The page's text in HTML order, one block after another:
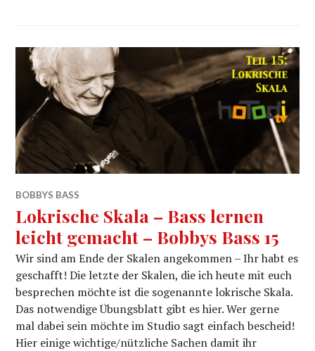
BOBBYS BASS
Lokrische Skala – Bass lernen
leicht gemacht – Bobbys Bass 15
Wir sind am Ende der Skalen angekommen – Ihr habt es
geschafft! Die letzte der Skalen, die ich heute mit euch
besprechen möchte ist die sogenannte lokrische Skala.
Das notwendige Übungsblatt gibt es hier. Wer gerne
mal dabei sein möchte im Studio sagt einfach bescheid!
Hier einige wichtige/nützliche Sachen damit ihr